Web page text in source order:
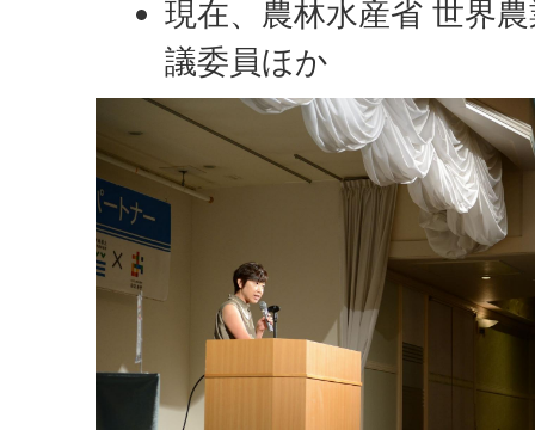
現在、農林水産省 世界
議委員ほか